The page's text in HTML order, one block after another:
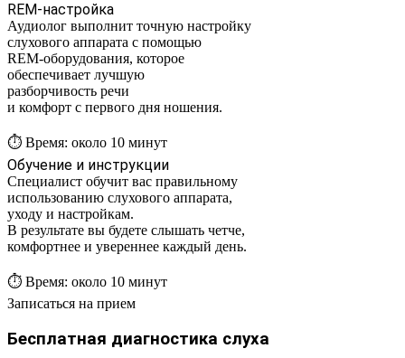
REM-настройка
Аудиолог выполнит точную настройку
слухового аппарата с помощью
REM-оборудования, которое
обеспечивает лучшую
разборчивость речи
и комфорт с первого дня ношения.
⏱️ Время: около 10 минут
Обучение и инструкции
Специалист обучит вас правильному
использованию слухового аппарата,
уходу и настройкам.
В результате вы будете слышать четче,
комфортнее и увереннее каждый день.
⏱️ Время: около 10 минут
Записаться на прием
Бесплатная диагностика слуха